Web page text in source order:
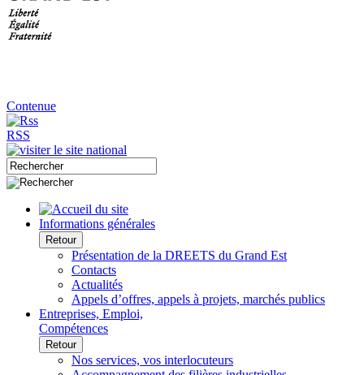
Contenue
RSS
Informations générales
Retour
Présentation de la DREETS du Grand Est
Contacts
Actualités
Appels d’offres, appels à projets, marchés publics
Entreprises, Emploi,
Compétences
Retour
Nos services, vos interlocuteurs